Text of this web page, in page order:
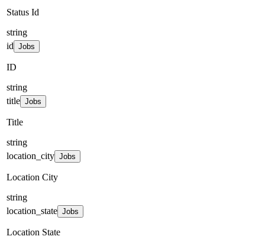
Status Id
string
id Jobs
ID
string
title Jobs
Title
string
location_city Jobs
Location City
string
location_state Jobs
Location State